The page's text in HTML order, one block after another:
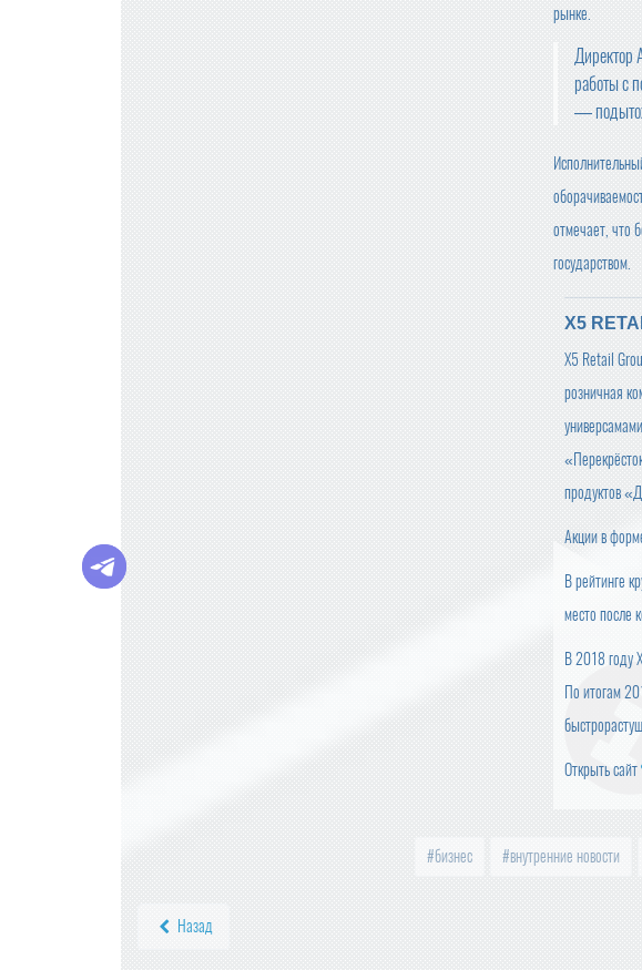
рынке.
Директор
работы с
—
отмечает, что
государством.
X5
X5 Retail
розничная
продуктов
Акции в
В рейтинге
место после
В 2018 году
По итогам
Открыть сайт
бизнес внутренние новости
Назад